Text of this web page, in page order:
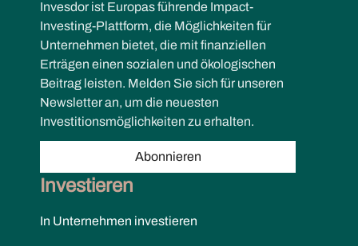
Invesdor ist Europas führende Impact-
Investing-Plattform, die Möglichkeiten für
Unternehmen bietet, die mit finanziellen
Erträgen einen sozialen und ökologischen
Beitrag leisten. Melden Sie sich für unseren
Newsletter an, um die neuesten
Investitionsmöglichkeiten zu erhalten.
Abonnieren
Investieren
In Unternehmen investieren